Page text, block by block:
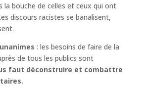
la bouche de celles et ceux qui ont
discours racistes se banalisent,
: les besoins de faire de la
de tous les publics sont
faut déconstruire et combattre